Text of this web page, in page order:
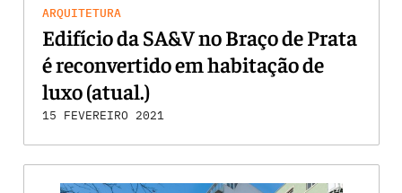
ARQUITETURA
Edifício da SA&V no Braço de Prata
é reconvertido em habitação de
luxo (atual.)
15 FEVEREIRO 2021